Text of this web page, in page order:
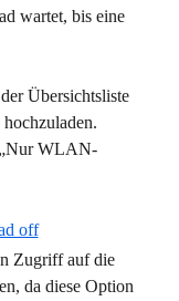
wartet, bis eine
Übersichtsliste
WLAN-
Zugriff auf die
da diese Option